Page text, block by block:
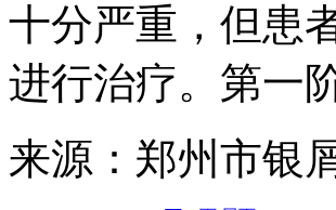
十分严重，但患
进行治疗。第一
来源：郑州市银